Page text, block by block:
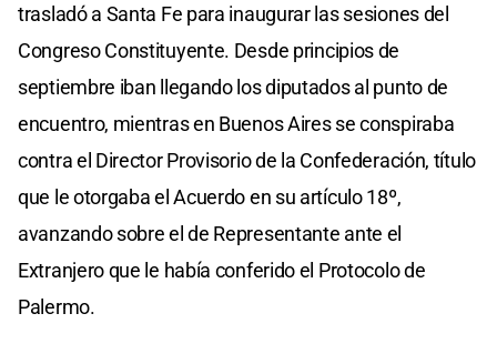
trasladó a Santa Fe para inaugurar las sesiones del
Congreso Constituyente. Desde principios de
septiembre iban llegando los diputados al punto de
encuentro, mientras en Buenos Aires se conspiraba
contra el Director Provisorio de la Confederación, título
que le otorgaba el Acuerdo en su artículo 18º,
avanzando sobre el de Representante ante el
Extranjero que le había conferido el Protocolo de
Palermo.